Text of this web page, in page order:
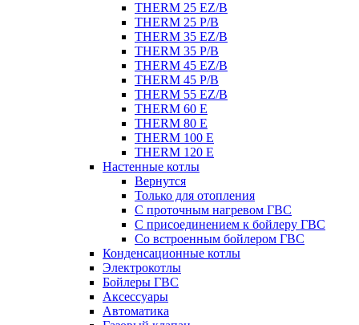
THERM 25 EZ/B
THERM 25 P/B
THERM 35 EZ/B
THERM 35 P/B
THERM 45 EZ/B
THERM 45 P/B
THERM 55 EZ/B
THERM 60 E
THERM 80 E
THERM 100 E
THERM 120 E
Настенные котлы
Вернутся
Только для отопления
С проточным нагревом ГВС
С присоединением к бойлеру ГВС
Со встроенным бойлером ГВС
Конденсационные котлы
Электрокотлы
Бойлеры ГВС
Аксессуары
Автоматика